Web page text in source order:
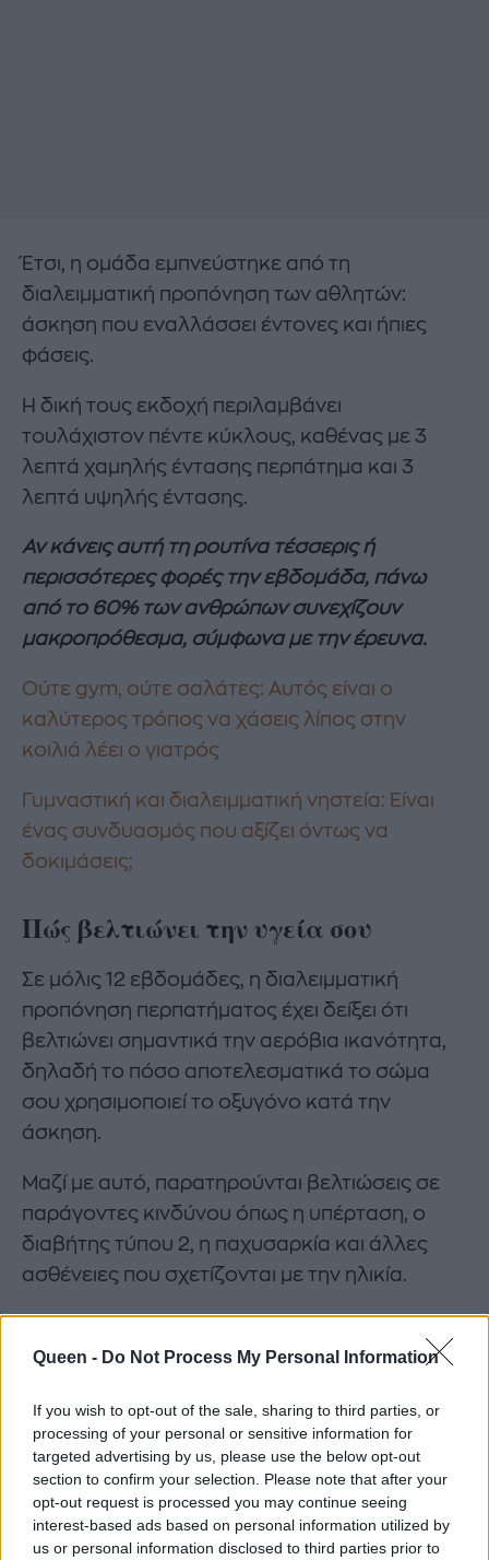
Queen - Do Not Process My Personal Information
If you wish to opt-out of the sale, sharing to third parties, or
processing of your personal or sensitive information for
targeted advertising by us, please use the below opt-out
section to confirm your selection. Please note that after your
opt-out request is processed you may continue seeing
interest-based ads based on personal information utilized by
us or personal information disclosed to third parties prior to
Έτσι, η ομάδα εμπνεύστηκε από τη
διαλειμματική προπόνηση των αθλητών:
άσκηση που εναλλάσσει έντονες και ήπιες
φάσεις.
Η δική τους εκδοχή περιλαμβάνει
τουλάχιστον πέντε κύκλους, καθένας με 3
λεπτά χαμηλής έντασης περπάτημα και 3
λεπτά υψηλής έντασης.
Αν κάνεις αυτή τη ρουτίνα τέσσερις ή
περισσότερες φορές την εβδομάδα, πάνω
από το 60% των ανθρώπων συνεχίζουν
μακροπρόθεσμα, σύμφωνα με την έρευνα.
Ούτε gym, ούτε σαλάτες: Αυτός είναι ο
καλύτερος τρόπος να χάσεις λίπος στην
κοιλιά λέει ο γιατρός
Γυμναστική και διαλειμματική νηστεία: Είναι
ένας συνδυασμός που αξίζει όντως να
δοκιμάσεις;
Πώς βελτιώνει την υγεία σου
Σε μόλις 12 εβδομάδες, η διαλειμματική
προπόνηση περπατήματος έχει δείξει ότι
βελτιώνει σημαντικά την αερόβια ικανότητα,
δηλαδή το πόσο αποτελεσματικά το σώμα
σου χρησιμοποιεί το οξυγόνο κατά την
άσκηση.
Μαζί με αυτό, παρατηρούνται βελτιώσεις σε
παράγοντες κινδύνου όπως η υπέρταση, ο
διαβήτης τύπου 2, η παχυσαρκία και άλλες
ασθένειες που σχετίζονται με την ηλικία.
τύπου μειώνει τη χρόνια φλεγμονή που
«Διαπιστώσαμε ότι το